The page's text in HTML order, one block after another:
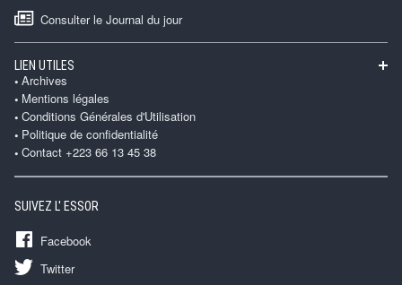
Consulter le Journal du jour
LIEN UTILES
Archives
Mentions légales
Conditions Générales d'Utilisation
Politique de confidentialité
Contact +223 66 13 45 38
SUIVEZ L' ESSOR
Facebook
Twitter